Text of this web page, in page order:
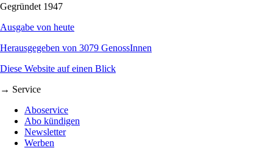
Gegründet 1947
Ausgabe von heute
Herausgegeben von 3079 GenossInnen
Diese Website auf einen Blick
→ Service
Aboservice
Abo kündigen
Newsletter
Werben